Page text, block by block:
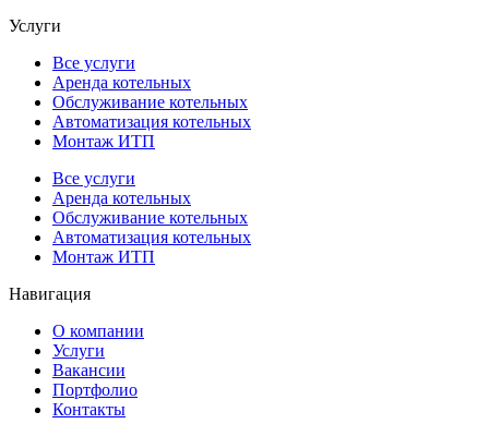
Услуги
Все услуги
Аренда котельных
Обслуживание котельных
Автоматизация котельных
Монтаж ИТП
Все услуги
Аренда котельных
Обслуживание котельных
Автоматизация котельных
Монтаж ИТП
Навигация
О компании
Услуги
Вакансии
Портфолио
Контакты